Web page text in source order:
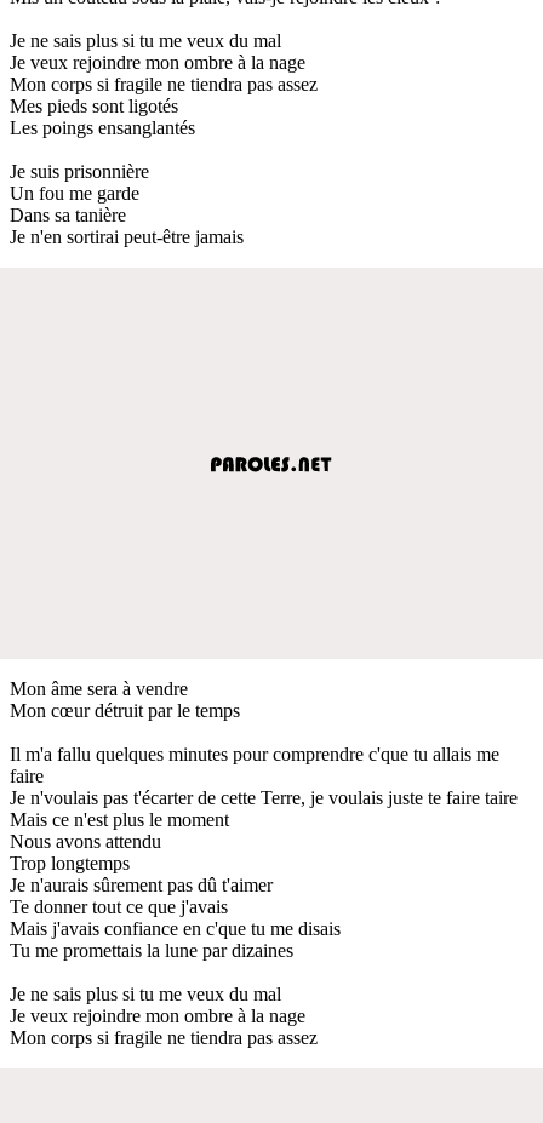
Je ne sais plus si tu me veux du mal
Je veux rejoindre mon ombre à la nage
Mon corps si fragile ne tiendra pas assez
Mes pieds sont ligotés
Les poings ensanglantés
Je suis prisonnière
Un fou me garde
Dans sa tanière
Je n'en sortirai peut-être jamais
Mon âme sera à vendre
Mon cœur détruit par le temps
Il m'a fallu quelques minutes pour comprendre c'que tu allais me
faire
Je n'voulais pas t'écarter de cette Terre, je voulais juste te faire taire
Mais ce n'est plus le moment
Nous avons attendu
Trop longtemps
Je n'aurais sûrement pas dû t'aimer
Te donner tout ce que j'avais
Mais j'avais confiance en c'que tu me disais
Tu me promettais la lune par dizaines
Je ne sais plus si tu me veux du mal
Je veux rejoindre mon ombre à la nage
Mon corps si fragile ne tiendra pas assez